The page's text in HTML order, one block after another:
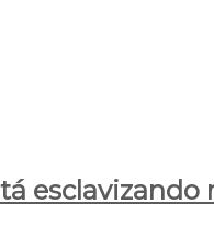
esclavizando